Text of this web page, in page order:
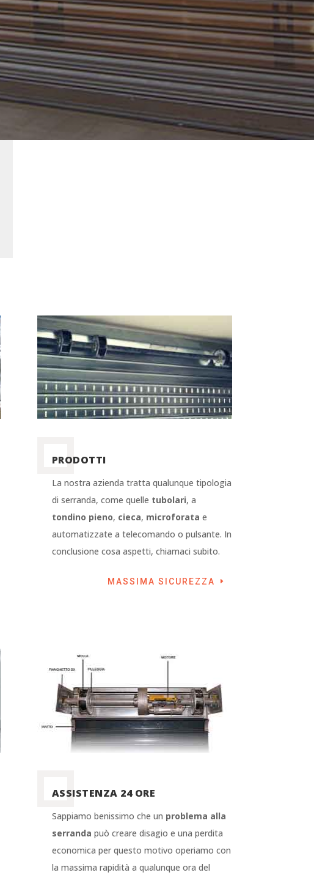
PRODOTTI
La nostra azienda tratta qualunque tipologia
di serranda, come quelle tubolari, a
tondino pieno, cieca, microforata e
automatizzate a telecomando o pulsante. In
conclusione cosa aspetti, chiamaci subito.
MASSIMA SICUREZZA
ASSISTENZA 24 ORE
Sappiamo benissimo che un problema alla
serranda può creare disagio e una perdita
economica per questo motivo operiamo con
la massima rapidità a qualunque ora del